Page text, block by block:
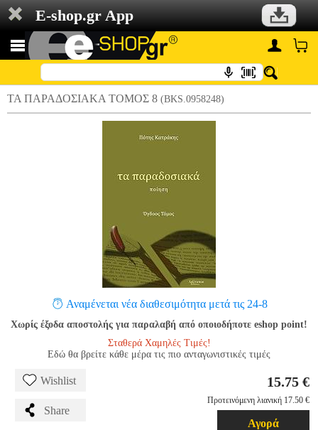
E-shop.gr App
ΤΑ ΠΑΡΑΔΟΣΙΑΚΑ ΤΟΜΟΣ 8 (BKS.0958248)
Αναμένεται νέα διαθεσιμότητα μετά τις 24-8
Χωρίς έξοδα αποστολής για παραλαβή από οποιοδήποτε eshop point!
Σταθερά Χαμηλές Τιμές!
Εδώ θα βρείτε κάθε μέρα τις πιο ανταγωνιστικές τιμές
Wishlist
Share
15.75 €
Προτεινόμενη λιανική 17.50 €
Αγορά